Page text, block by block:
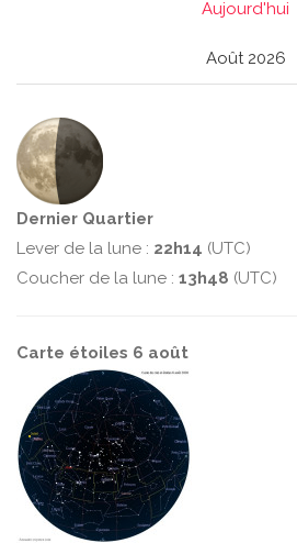
Aujourd'hui
Août 2026
Dernier Quartier
Lever de la lune : 22h14 (UTC)
Coucher de la lune : 13h48 (UTC)
Carte étoiles 6 août